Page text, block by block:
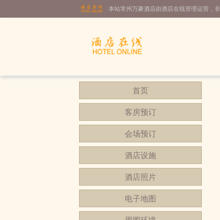
本站常州万豪酒店由酒店在线管理运营，
首页
客房预订
会场预订
酒店设施
酒店照片
电子地图